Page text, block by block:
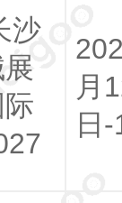
沙
月
日